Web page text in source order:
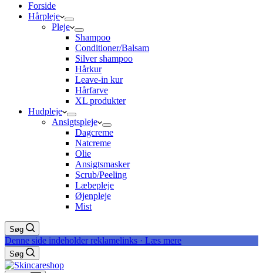
Forside
Hårpleje
Pleje
Shampoo
Conditioner/Balsam
Silver shampoo
Hårkur
Leave-in kur
Hårfarve
XL produkter
Hudpleje
Ansigtspleje
Dagcreme
Natcreme
Olie
Ansigtsmasker
Scrub/Peeling
Læbepleje
Øjenpleje
Mist
Søg
Denne side indeholder reklamelinks · Læs mere
Søg